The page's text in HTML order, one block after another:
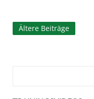
Ältere Beiträge